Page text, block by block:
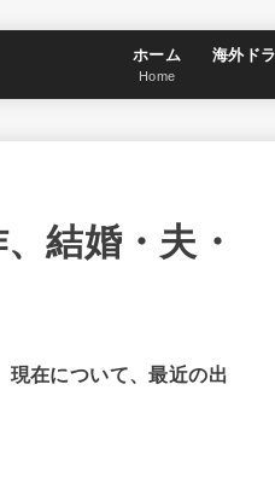
ホーム
Home
海外ド
結婚・夫・
現在について、最近の出